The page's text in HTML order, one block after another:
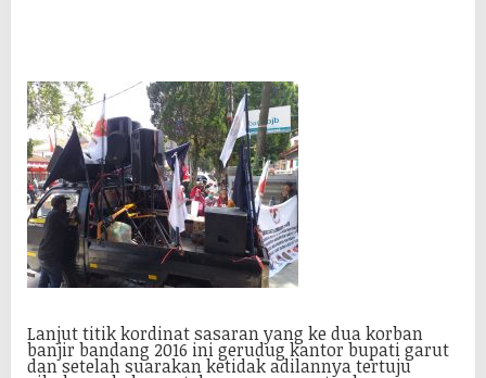
Lanjut titik kordinat sasaran yang ke dua korban
banjir bandang 2016 ini gerudug kantor bupati garut
dan setelah suarakan ketidak adilannya tertuju